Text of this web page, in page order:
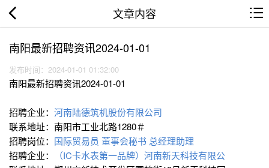
文章内容
南阳最新招聘资讯2024-01-01
发布时间：2024-01-01 01:32:00
南阳最新招聘资讯2024-01-01
招聘企业： 河南陆德筑机股份有限公司
联系地址：南阳市工业北路1280＃
招聘岗位： 国际贸易员 董事会秘书 总经理助理
招聘企业：
（IC卡水表第一品牌）河南新天科技有限公